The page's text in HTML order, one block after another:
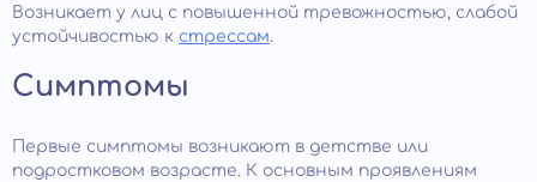
Возникает у лиц с повышенной тревожностью, слабой
устойчивостью к стрессам.
Симптомы
Первые симптомы возникают в детстве или
подростковом возрасте. К основным проявлениям